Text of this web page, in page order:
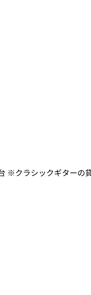
※クラシックギターの